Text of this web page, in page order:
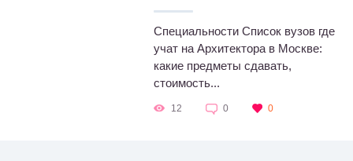
Специальности Список вузов где
учат на Архитектора в Москве:
какие предметы сдавать,
стоимость...
12 0 0